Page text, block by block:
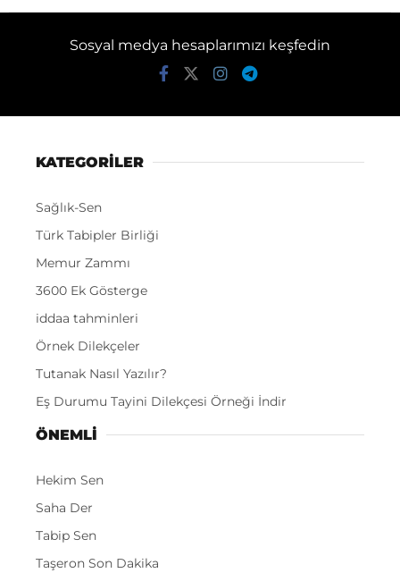
Sosyal medya hesaplarımızı keşfedin
KATEGORİLER
Sağlık-Sen
Türk Tabipler Birliği
Memur Zammı
3600 Ek Gösterge
iddaa tahminleri
Örnek Dilekçeler
Tutanak Nasıl Yazılır?
Eş Durumu Tayini Dilekçesi Örneği İndir
ÖNEMLI
Hekim Sen
Saha Der
Tabip Sen
Taşeron Son Dakika